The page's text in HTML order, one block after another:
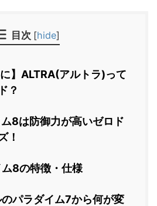
目次 [hide]
】ALTRA(アルトラ)って
？
8は防御力が高いゼロド
！
8の特徴・仕様
パラダイム7から何が変